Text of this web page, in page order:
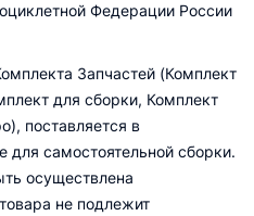
Федерации России
Запчастей (Комплект
для сборки, Комплект
поставляется в
для самостоятельной сборки.
осуществлена
не подлежит